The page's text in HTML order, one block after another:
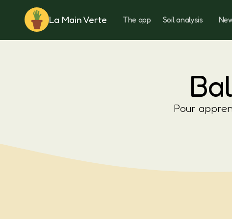
La Main Verte The app Soil analysis
Rotation
Pour